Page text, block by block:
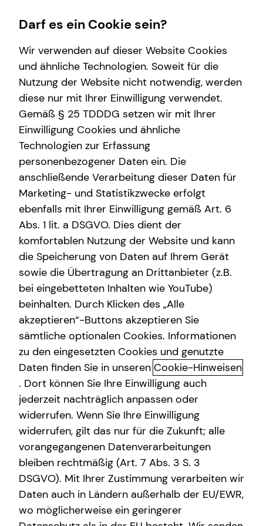
Karriere-Infos
Karrierechancen
Initiativbewerbung
Finanzberatung
Arbeitskraftabsicherung
Altersvorsorge
Investment
Kindervorsorge
Sach- und Vermögenssicherung
Spezialisten-Netzwerk
Expat
Immobilienfinanzierung
Kapitalanlage Immobilien
Private Krankenvorsorge
Betriebliche Altersvorsorge
Gewerbliche Versicherungen
Videoberatung
Wissenswertes
Über mich
Interview
Podcast
teamzukunft
Über tecis
Service
Kundenportal
Schadenabwicklung
Überblick Investment
Die meisten Menschen möchten gerne investieren statt
nur sparen – wissen aber nicht wie oder sind vom
schieren Ausmaß der Möglichkeiten überfordert. Dabei
lassen sich auch schon mit kleinen Beträgen durch kluge
Investments die individuellen Ziele und Wünsche
schneller und bequemer erreichen.
Ich gebe dir einen Überblick über die Bandbreite an
Investmentmöglichkeiten und finde eine auf deine
Bedürfnisse abgestimmte Anlagestrategie.
Das Wichtigste in Kürze
Darf es ein Cookie sein?
Wir verwenden auf dieser Website Cookies
und ähnliche Technologien. Soweit für die
Nutzung der Website nicht notwendig, werden
diese nur mit Ihrer Einwilligung verwendet.
Gemäß § 25 TDDDG setzen wir mit Ihrer
Einwilligung Cookies und ähnliche
Technologien zur Erfassung
personenbezogener Daten ein. Die
anschließende Verarbeitung dieser Daten für
Marketing- und Statistikzwecke erfolgt
ebenfalls mit Ihrer Einwilligung gemäß Art. 6
Abs. 1 lit. a DSGVO. Dies dient der
komfortablen Nutzung der Website und kann
die Speicherung von Daten auf Ihrem Gerät
sowie die Übertragung an Drittanbieter (z.B.
bei eingebetteten Inhalten wie YouTube)
beinhalten. Durch Klicken des „Alle
akzeptieren“-Buttons akzeptieren Sie
sämtliche optionalen Cookies. Informationen
zu den eingesetzten Cookies und genutzte
Daten finden Sie in unseren Cookie-Hinweisen
. Dort können Sie Ihre Einwilligung auch
jederzeit nachträglich anpassen oder
widerrufen. Wenn Sie Ihre Einwilligung
widerrufen, gilt das nur für die Zukunft; alle
vorangegangenen Datenverarbeitungen
bleiben rechtmäßig (Art. 7 Abs. 3 S. 3
DSGVO). Mit Ihrer Zustimmung verarbeiten wir
Daten auch in Ländern außerhalb der EU/EWR,
wo möglicherweise ein geringerer